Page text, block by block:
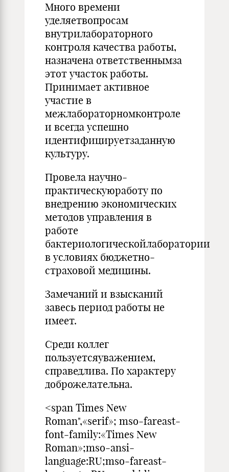
Много времени
уделяетвопросам
внутрилабораторного
контроля качества работы,
назначена ответственнымза
этот участок работы.
Принимает активное
участие в
межлабораторномконтроле
и всегда успешно
идентифицируетзаданную
культуру.
Провела научно-
практическуюработу по
внедрению экономических
методов управления в
работе
бактериологическойлаборатории
в условиях бюджетно-
страховой медицины.
Замечаний и взысканий
завесь период работы не
имеет.
Среди коллег
пользуетсяуважением,
справедлива. По характеру
доброжелательна.
<span Times New
Roman",«serif»; mso-fareast-
font-family:«Times New
Roman»;mso-ansi-
language:RU;mso-fareast-